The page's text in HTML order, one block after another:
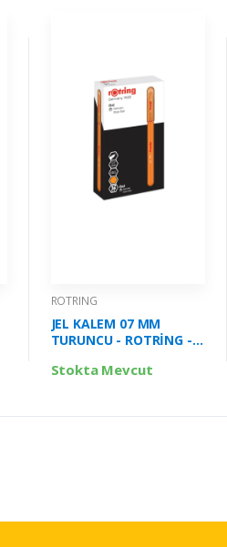
ROTRING
JEL KALEM 07 MM
TURUNCU - ROTRİNG -
Stokta Mevcut